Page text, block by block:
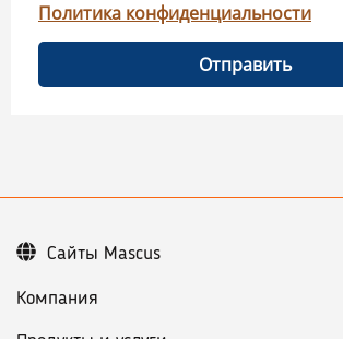
Политика конфиденциальности
Отправить
Компания
Сайты Mascus